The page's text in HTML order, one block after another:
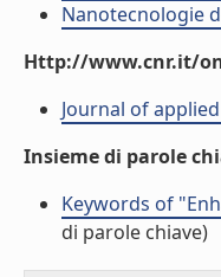
Nanotecnologie
Http://www.cnr.it/
Journal of
Insieme di parole
Keywords of
di parole chiave)